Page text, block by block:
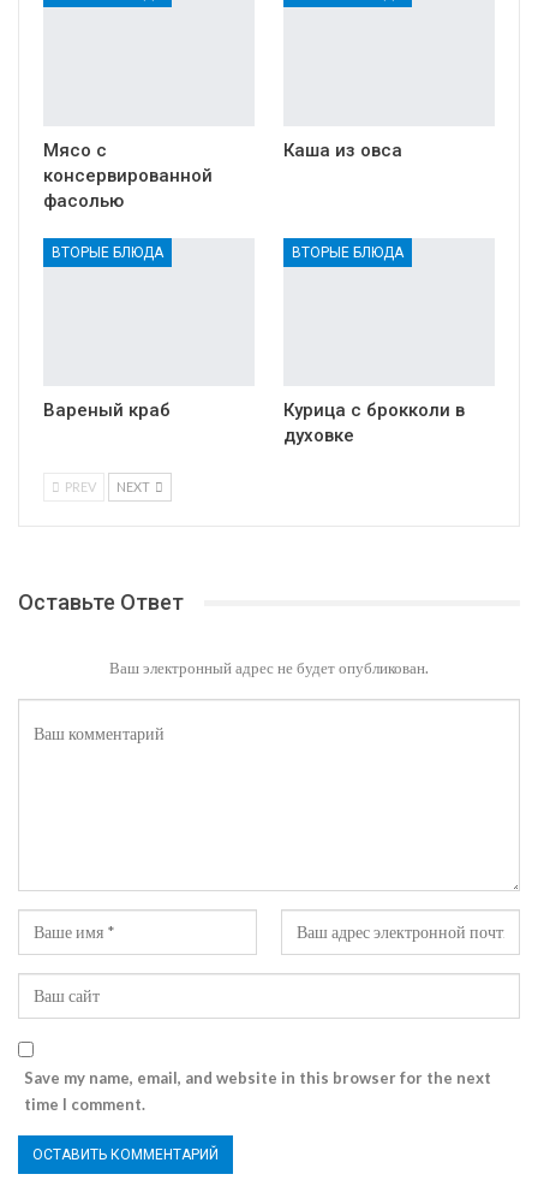
Мясо с
консервированной
фасолью
Каша из овса
ВТОРЫЕ БЛЮДА
Вареный краб
ВТОРЫЕ БЛЮДА
Курица с брокколи в
духовке
PREV NEXT
Оставьте Ответ
Ваш электронный адрес не будет опубликован.
Save my name, email, and website in this browser for the next
time I comment.